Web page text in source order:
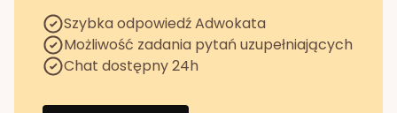
Szybka odpowiedź Adwokata
Możliwość zadania pytań uzupełniających
Chat dostępny 24h